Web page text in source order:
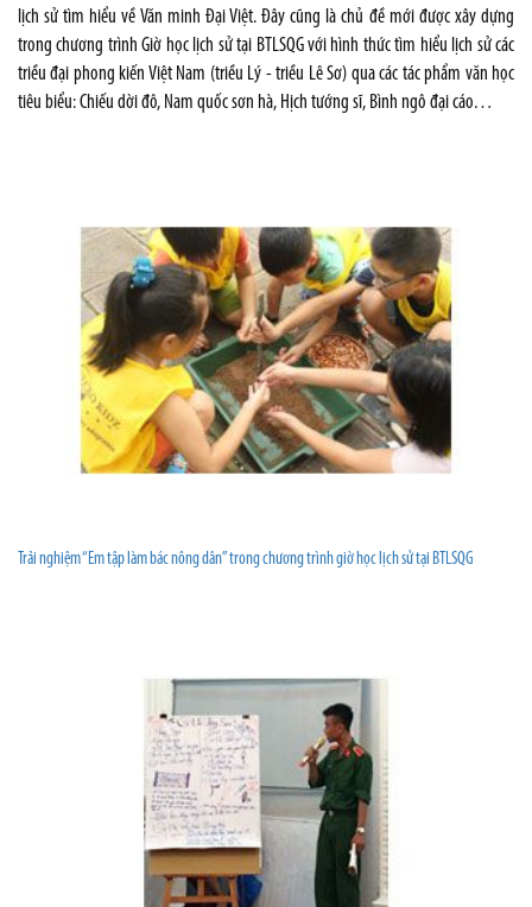
lịch sử tìm hiểu về Văn minh Đại Việt. Đây cũng là chủ đề mới được xây dựng
trong chương trình Giờ học lịch sử tại BTLSQG với hình thức tìm hiểu lịch sử các
triều đại phong kiến Việt Nam (triều Lý - triều Lê Sơ) qua các tác phẩm văn học
tiêu biểu: Chiếu dời đô, Nam quốc sơn hà, Hịch tướng sĩ, Bình ngô đại cáo…
Trải nghiệm “Em tập làm bác nông dân” trong chương trình giờ học lịch sử tại BTLSQG